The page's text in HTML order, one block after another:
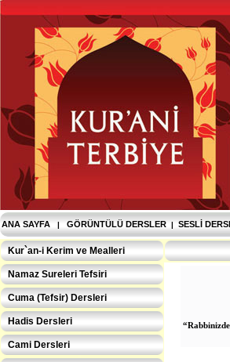
ANA SAYFA | GÖRÜNTÜLÜ DERSLER | SESLI
Kur`an-i Kerim ve Mealleri
Namaz Sureleri Tefsiri
Cuma (Tefsir) Dersleri
Hadis Dersleri
Cami Dersleri